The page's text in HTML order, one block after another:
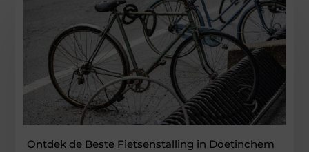
Ontdek de Beste Fietsenstalling in Doetinchem